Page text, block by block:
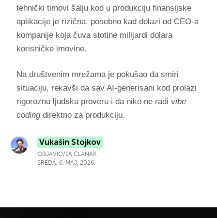
tehnički timovi šalju kod u produkciju finansijske
aplikacije je rizična, posebno kad dolazi od CEO-a
kompanije koja čuva stotine milijardi dolara
korisničke imovine.
Na društvenim mrežama je pokušao da smiri
situaciju, rekavši da sav AI-generisani kod prolazi
rigoroznu ljudsku proveru i da niko ne radi vibe
codingdirektno za produkciju.
Vukašin Stojkov
OBJAVIO/LA ČLANAK.
SREDA, 6. MAJ, 2026.